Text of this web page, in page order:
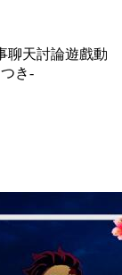
聊天討論遊戲動
き-